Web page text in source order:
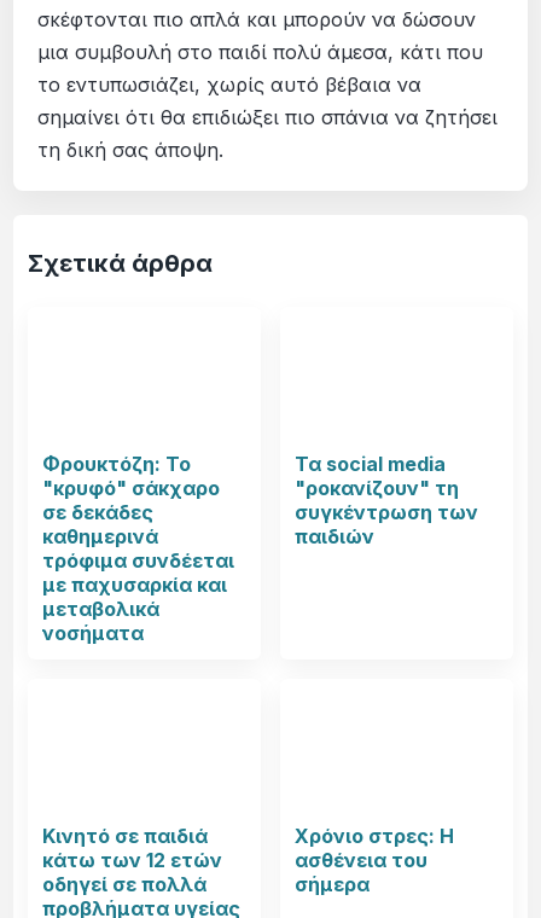
σκέφτονται πιο απλά και μπορούν να δώσουν
μια συμβουλή στο παιδί πολύ άμεσα, κάτι που
το εντυπωσιάζει, χωρίς αυτό βέβαια να
σημαίνει ότι θα επιδιώξει πιο σπάνια να ζητήσει
τη δική σας άποψη.
Σχετικά άρθρα
Φρουκτόζη: Το
"κρυφό" σάκχαρο
σε δεκάδες
καθημερινά
τρόφιμα συνδέεται
με παχυσαρκία και
μεταβολικά
νοσήματα
Τα social media
"ροκανίζουν" τη
συγκέντρωση των
παιδιών
Κινητό σε παιδιά
κάτω των 12 ετών
οδηγεί σε πολλά
προβλήματα υγείας
Χρόνιο στρες: Η
ασθένεια του
σήμερα